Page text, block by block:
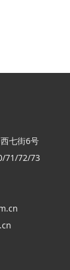
七街6号
71/72/73